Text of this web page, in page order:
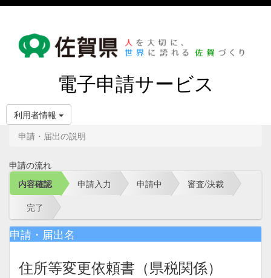
電子申請サービス
利用者情報
申請・届出の説明
申請の流れ
内容確認
申請入力 申請中
審査/決裁
完了
申請・届出名
住所等変更依頼書（県税関係）